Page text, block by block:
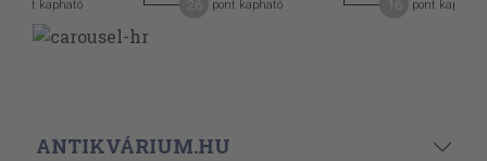
pont kapható pont kapható pont kapható
ANTIKVÁRIUM.HU